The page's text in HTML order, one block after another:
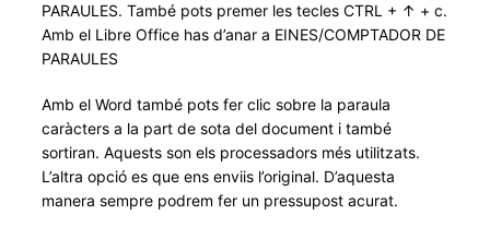
PARAULES. També pots premer les tecles CTRL + ↑ + c.
Amb el Libre Office has d’anar a EINES/COMPTADOR DE
PARAULES
Amb el Word també pots fer clic sobre la paraula
caràcters a la part de sota del document i també
sortiran. Aquests son els processadors més utilitzats.
L’altra opció es que ens enviis l’original. D’aquesta
manera sempre podrem fer un pressupost acurat.